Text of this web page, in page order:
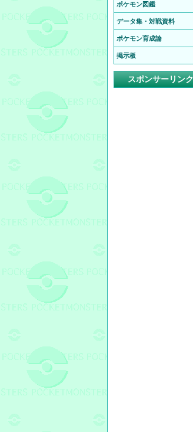
ポケモン図鑑
データ集・対戦資料
ポケモン育成論
掲示板
スポンサーリンク